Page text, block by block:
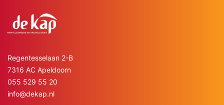
Regentesselaan 2-B
7316 AC Apeldoorn
055 529 55 20
info@dekap.nl